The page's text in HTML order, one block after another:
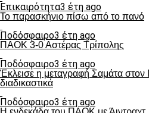
Επικαιρότητα3 έτη ago
Το παρασκήνιο πίσω από το πανό
Ποδόσφαιρο3 έτη ago
ΠΑΟΚ 3-0 Αστέρας Τρίπολης
Ποδόσφαιρο3 έτη ago
Έκλεισε η μεταγραφή Σαμάτα
διαδικαστικά
Ποδόσφαιρο3 έτη ago